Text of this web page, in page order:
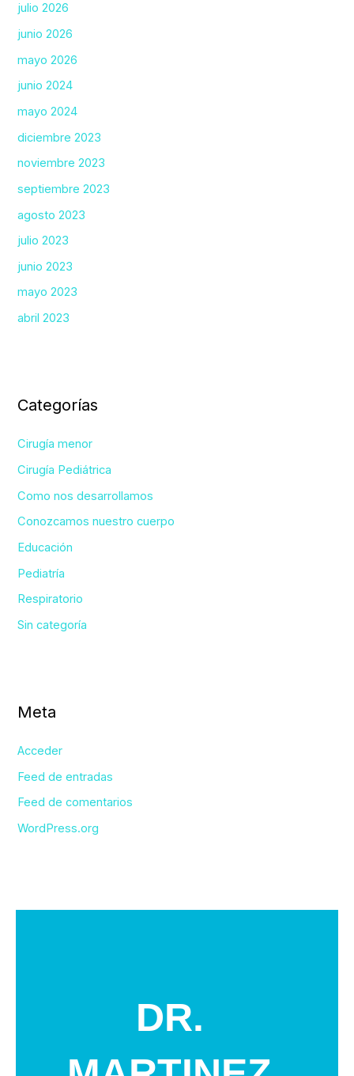
julio 2026
junio 2026
mayo 2026
junio 2024
mayo 2024
diciembre 2023
noviembre 2023
septiembre 2023
agosto 2023
julio 2023
junio 2023
mayo 2023
abril 2023
Categorías
Cirugía menor
Cirugía Pediátrica
Como nos desarrollamos
Conozcamos nuestro cuerpo
Educación
Pediatría
Respiratorio
Sin categoría
Meta
Acceder
Feed de entradas
Feed de comentarios
WordPress.org
DR.